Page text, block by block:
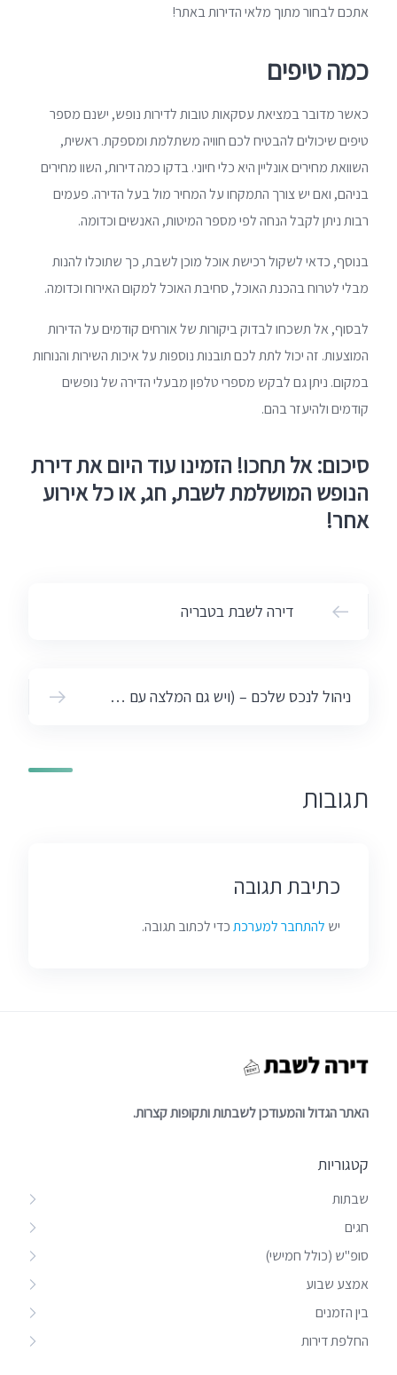
אתכם לבחור מתוך מלאי הדירות באתר!
כמה טיפים
כאשר מדובר במציאת עסקאות טובות לדירות נופש, ישנם מספר
טיפים שיכולים להבטיח לכם חוויה משתלמת ומספקת. ראשית,
השוואת מחירים אונליין היא כלי חיוני. בדקו כמה דירות, השוו מחירים
בניהם, ואם יש צורך התמקחו על המחיר מול בעל הדירה. פעמים
רבות ניתן לקבל הנחה לפי מספר המיטות, האנשים וכדומה.
בנוסף, כדאי לשקול רכישת אוכל מוכן לשבת, כך שתוכלו להנות
מבלי לטרוח בהכנת האוכל, סחיבת האוכל למקום האירוח וכדומה.
לבסוף, אל תשכחו לבדוק ביקורות של אורחים קודמים על הדירות
המוצעות. זה יכול לתת לכם תובנות נוספות על איכות השירות והנוחות
במקום. ניתן גם לבקש מספרי טלפון מבעלי הדירה של נופשים
קודמים ולהיעזר בהם.
סיכום: אל תחכו! הזמינו עוד היום את דירת
הנופש המושלמת לשבת, חג, או כל אירוע
אחר!
דירה לשבת בטבריה
ניהול לנכס שלכם – (ויש גם המלצה עם הנחה..)
תגובות
כתיבת תגובה
יש להתחבר למערכתכדי לכתוב תגובה.
האתר הגדול והמעודכן לשבתות ותקופות קצרות.
קטגוריות
שבתות
חגים
סופ"ש (כולל חמישי)
אמצע שבוע
בין הזמנים
החלפת דירות